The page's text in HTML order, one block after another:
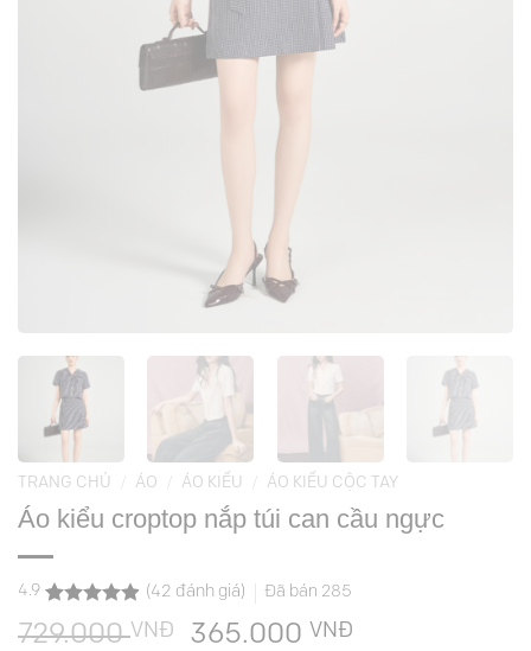
TRANG CHỦ ÁO ÁO KIỂU ÁO KIỂU CỘC TAY
Áo kiểu croptop nắp túi can cầu ngực
4.9
4.9
trên 5
dựa trên
42
(42 đánh giá) Đã bán 285
729.000VNĐ
Giá
365.000 VNĐ